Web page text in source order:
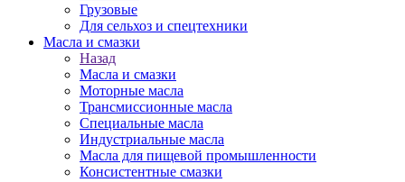
Грузовые
Для сельхоз и спецтехники
Масла и смазки
Назад
Масла и смазки
Моторные масла
Трансмиссионные масла
Специальные масла
Индустриальные масла
Масла для пищевой промышленности
Консистентные смазки